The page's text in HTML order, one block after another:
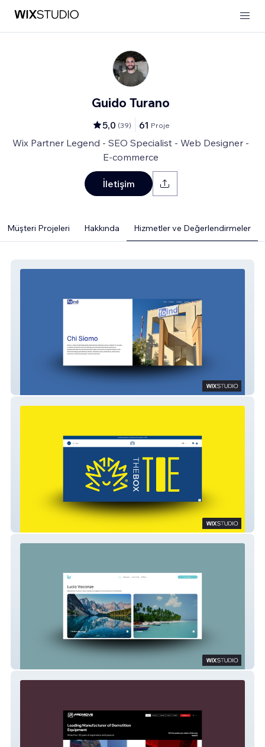
Guido Turano
5,0 (39) 61 Proje
Wix Partner Legend - SEO Specialist - Web Designer -
E-commerce
İletişim
Müşteri Projeleri Hakkında Hizmetler ve Değerlendirmeler